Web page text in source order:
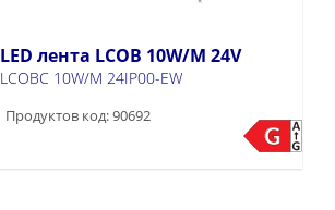
LED лента LCOB 10W/M 24V
LCOBC 10W/M 24IP00-EW
Продуктов код: 90692